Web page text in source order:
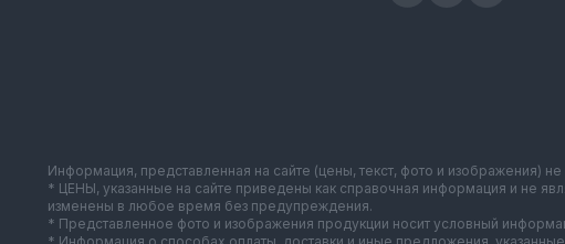
Информация, представленная на сайте (цены, текст, фото и изображения)
* ЦЕНЫ, указанные на сайте приведены как справочная информация и не
изменены в любое время без предупреждения.
* Представленное фото и изображения продукции носит условный